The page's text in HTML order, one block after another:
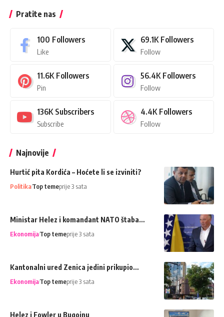
Pratite nas
100 Followers
Like
69.1K Followers
Follow
11.6K Followers
Pin
56.4K Followers
Follow
136K Subscribers
Subscribe
4.4K Followers
Follow
Najnovije
Hurtić pita Kordića – Hoćete li se izviniti?
PolitikaTop temeprije 3 sata
Ministar Helez i komandant NATO štaba…
EkonomijaTop temeprije 3 sata
Kantonalni ured Zenica jedini prikupio…
EkonomijaTop temeprije 3 sata
Helez i Fowler u Bugojnu